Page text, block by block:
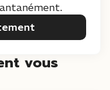
vous